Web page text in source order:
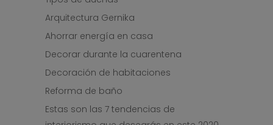
Arquitectura Gernika
Ahorrar energía en casa
Decorar durante la cuarentena
Decoración de habitaciones
Reforma de baño
Estas son las 7 tendencias de